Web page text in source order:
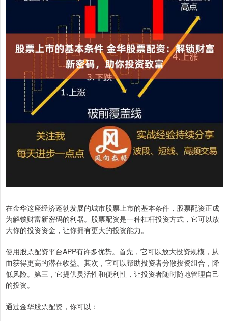
在金华这座经济蓬勃发展的城市股票上市的基本条件，股票配资正成
为解锁财富新密码的利器。股票配资是一种杠杆投资方式，它可以放
大你的投资资金，让你拥有更大的投资能力。
使用股票配资平台APP有许多优势。首先，它可以放大投资规模，从
而获得更高的潜在收益。其次，它可以帮助投资者分散投资组合，降
低风险。第三，它提供灵活性和便利性，让投资者随时随地管理自己
的投资。
通过金华股票配资，你可以：